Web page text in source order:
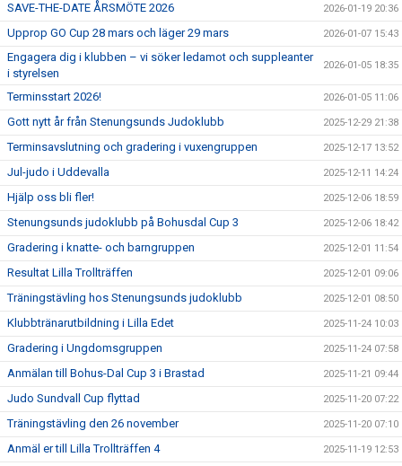
SAVE-THE-DATE ÅRSMÖTE 2026 2026-01-19 20:36
Upprop GO Cup 28 mars och läger 29 mars 2026-01-07 15:43
Engagera dig i klubben – vi söker ledamot och suppleanter
i styrelsen
2026-01-05 18:35
Terminsstart 2026! 2026-01-05 11:06
Gott nytt år från Stenungsunds Judoklubb 2025-12-29 21:38
Terminsavslutning och gradering i vuxengruppen 2025-12-17 13:52
Jul-judo i Uddevalla 2025-12-11 14:24
Hjälp oss bli fler! 2025-12-06 18:59
Stenungsunds judoklubb på Bohusdal Cup 3 2025-12-06 18:42
Gradering i knatte- och barngruppen 2025-12-01 11:54
Resultat Lilla Trollträffen 2025-12-01 09:06
Träningstävling hos Stenungsunds judoklubb 2025-12-01 08:50
Klubbtränarutbildning i Lilla Edet 2025-11-24 10:03
Gradering i Ungdomsgruppen 2025-11-24 07:58
Anmälan till Bohus-Dal Cup 3 i Brastad 2025-11-21 09:44
Judo Sundvall Cup flyttad 2025-11-20 07:22
Träningstävling den 26 november 2025-11-20 07:10
Anmäl er till Lilla Trollträffen 4 2025-11-19 12:53